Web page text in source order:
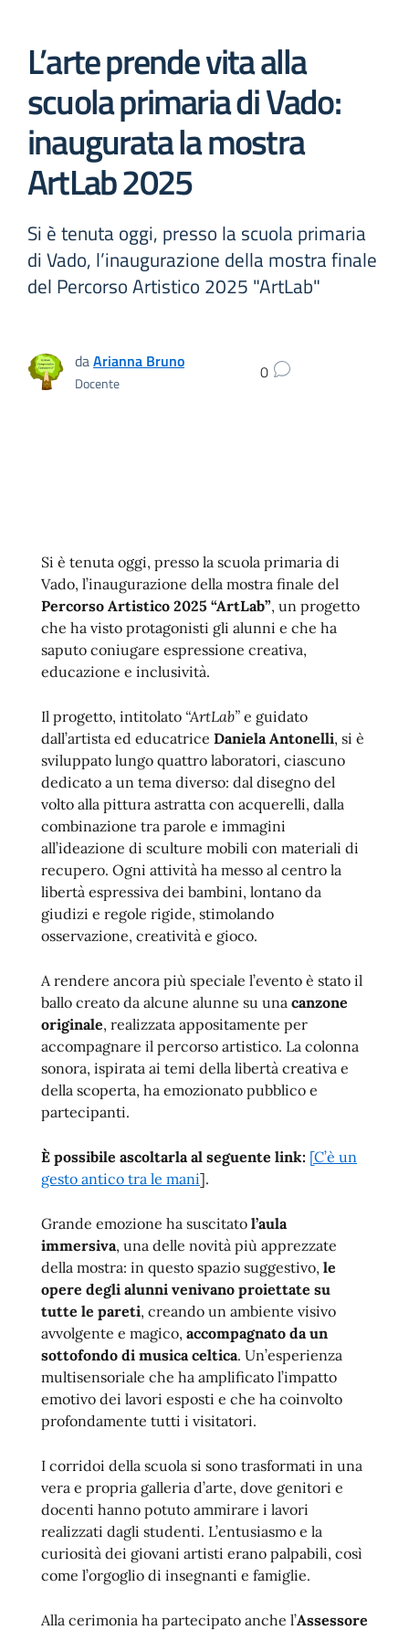
L’arte prende vita alla
scuola primaria di Vado:
inaugurata la mostra
ArtLab 2025
Si è tenuta oggi, presso la scuola primaria
di Vado, l’inaugurazione della mostra finale
del Percorso Artistico 2025 "ArtLab"
daArianna Bruno
Docente 0
Si è tenuta oggi, presso la scuola primaria di
Vado, l’inaugurazione della mostra finale del
Percorso Artistico 2025 “ArtLab”, un progetto
che ha visto protagonisti gli alunni e che ha
saputo coniugare espressione creativa,
educazione e inclusività.
Il progetto, intitolato “ArtLab” e guidato
dall’artista ed educatrice Daniela Antonelli, si è
sviluppato lungo quattro laboratori, ciascuno
dedicato a un tema diverso: dal disegno del
volto alla pittura astratta con acquerelli, dalla
combinazione tra parole e immagini
all’ideazione di sculture mobili con materiali di
recupero. Ogni attività ha messo al centro la
libertà espressiva dei bambini, lontano da
giudizi e regole rigide, stimolando
osservazione, creatività e gioco.
A rendere ancora più speciale l’evento è stato il
ballo creato da alcune alunne su una canzone
originale, realizzata appositamente per
accompagnare il percorso artistico. La colonna
sonora, ispirata ai temi della libertà creativa e
della scoperta, ha emozionato pubblico e
partecipanti.
È possibile ascoltarla al seguente link: [C’è un
gesto antico tra le mani].
Grande emozione ha suscitato l’aula
immersiva, una delle novità più apprezzate
della mostra: in questo spazio suggestivo, le
opere degli alunni venivano proiettate su
tutte le pareti, creando un ambiente visivo
avvolgente e magico, accompagnato da un
sottofondo di musica celtica. Un’esperienza
multisensoriale che ha amplificato l’impatto
emotivo dei lavori esposti e che ha coinvolto
profondamente tutti i visitatori.
I corridoi della scuola si sono trasformati in una
vera e propria galleria d’arte, dove genitori e
docenti hanno potuto ammirare i lavori
realizzati dagli studenti. L’entusiasmo e la
curiosità dei giovani artisti erano palpabili, così
come l’orgoglio di insegnanti e famiglie.
Alla cerimonia ha partecipato anche l’Assessore